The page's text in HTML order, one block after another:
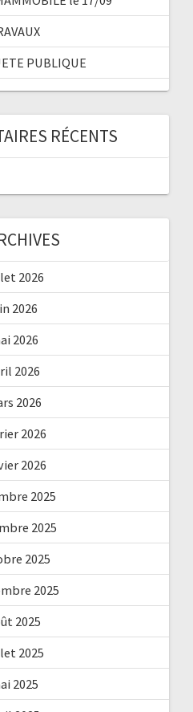
PUBLIQUE
RÉCENTS
2026
2026
2026
2026
2026
2026
2026
2025
2025
2025
2025
2025
2025
2025